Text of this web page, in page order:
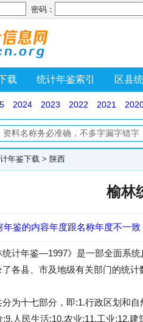
密码：
载 统计年鉴索引 区县
2024 2023 2022 2021
年鉴下载 > 陕西
榆林
年鉴的内容年度跟名称年度不一致
统计年鉴—1997》是一部全面系
各县、市及地级有关部门的统计
分为十七部分，即:1.行政区划和
;9.人民生活;10.农业;11.工业;12.